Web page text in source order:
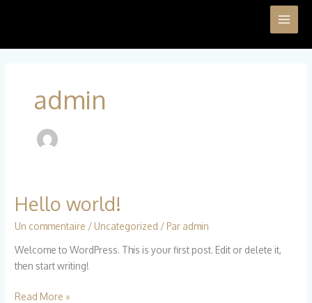
admin
Hello world!
Un commentaire /Uncategorized / Par admin
Welcome to WordPress. This is your first post. Edit or delete it,
then start writing!
Hello
Read More »